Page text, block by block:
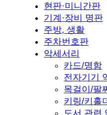
현판·미니간판
기계·장비 명판
주방, 생활
주차번호판
악세서리
카드/명함
전자기기
목걸이/팔
키링/키홀
도서 관련